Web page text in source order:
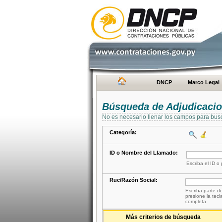
DNCP Marco Legal
Búsqueda de
No es necesario llenar los campos para
Categoría:
ID o Nombre del Llamado:
Escriba el ID o
Ruc/Razón Social:
Escriba parte
presione la
completa
Más criterios de búsqueda